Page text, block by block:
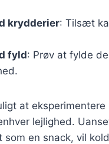
krydderier: Tilsæt
fyld: Prøv at fylde
at
lejlighed.
som en snack, vil